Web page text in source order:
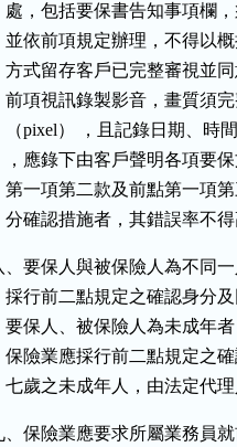
處，包括要保書告知事項欄
並依前項規定辦理，不得以
方式留存客戶已完整審視並
前項視訊錄製影音，畫質須
（pixel） ，且記錄日期、
，應錄下由客戶聲明各項要
第一項第二款及前點第一項
分確認措施者，其錯誤率不
、要保人與被保險人為不同
採行前二點規定之確認身分
要保人、被保險人為未成年
保險業應採行前二點規定之
七歲之未成年人，由法定代
、保險業應要求所屬業務員